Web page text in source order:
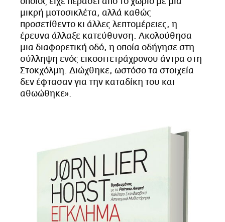
μικρή μοτοσικλέτα, αλλά καθώς
προσετίθεντο κι άλλες λεπτομέρειες, η
έρευνα άλλαξε κατεύθυνση. Ακολούθησα
μια διαφορετική οδό, η οποία οδήγησε στη
σύλληψη ενός εικοσιτετράχρονου άντρα στη
Στοκχόλμη. Διώχθηκε, ωστόσο τα στοιχεία
δεν έφτασαν για την καταδίκη του και
αθωώθηκε».